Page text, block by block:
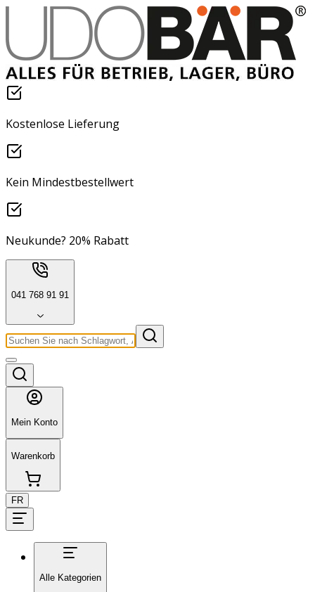
Kostenlose Lieferung
Kein Mindestbestellwert
Neukunde? 20% Rabatt
041 768 91 91
Mein Konto
Warenkorb
FR
Alle Kategorien